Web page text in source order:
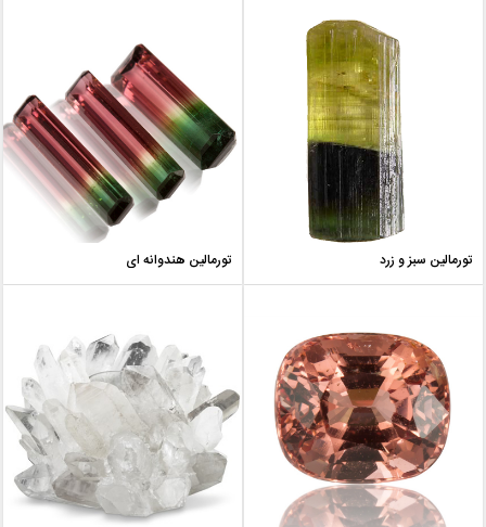
تورمالین سبز و زرد تورمالین هندوانه ای